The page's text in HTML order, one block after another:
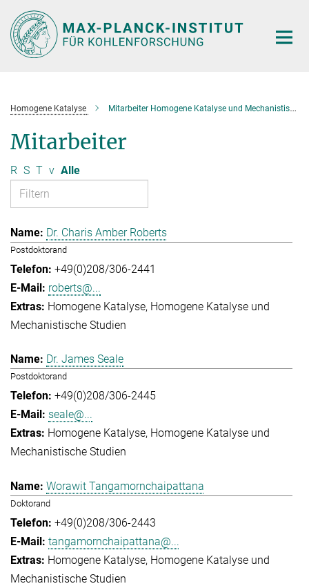
Hauptinhalt
Homogene Katalyse Mitarbeiter Homogene Katalyse und Mechanistische Studien
Mitarbeiter
R S T v Alle
Dr. Charis Amber Roberts
Postdoktorand
+49(0)208/306-2441
roberts@...
Homogene Katalyse Homogene Katalyse und
Mechanistische Studien
Dr. James Seale
Postdoktorand
+49(0)208/306-2445
seale@...
Homogene Katalyse Homogene Katalyse und
Mechanistische Studien
Worawit Tangamornchaipattana
Doktorand
+49(0)208/306-2443
tangamornchaipattana@...
Homogene Katalyse Homogene Katalyse und
Mechanistische Studien